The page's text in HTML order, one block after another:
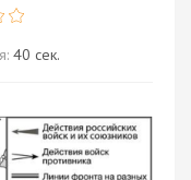
40 сек.